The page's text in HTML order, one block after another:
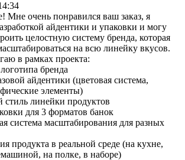
Мне очень понравился ваш заказ, я
айдентики и упаковки и могу
целостную систему бренда, которая
на всю линейку вкусов.
в рамках проекта:
логотипа бренда
айдентики (цветовая система,
элементы)
стиль линейки продуктов
для 3 форматов банок
система масштабирования для разных
продукта в реальной среде (на кухне,
на полке, в наборе)